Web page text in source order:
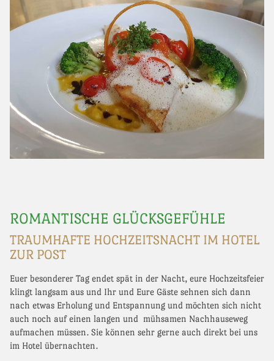
ROMANTISCHE GLÜCKSGEFÜHLE
TRAUMHAFTE HOCHZEITSNACHT IM HOTEL
ZUR POST
Euer besonderer Tag endet spät in der Nacht, eure Hochzeitsfeier
klingt langsam aus und Ihr und Eure Gäste sehnen sich dann
nach etwas Erholung und Entspannung und möchten sich nicht
auch noch auf einen langen und mühsamen Nachhauseweg
aufmachen müssen. Sie können sehr gerne auch direkt bei uns
im Hotel übernachten.